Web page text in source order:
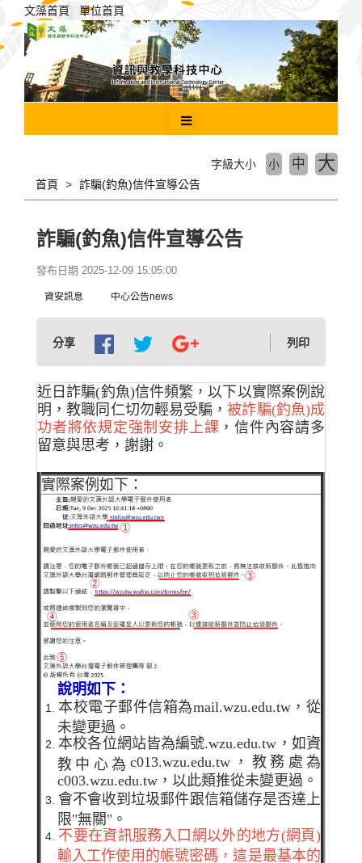
主
文藻首頁 單位首頁
首頁 詐騙(釣魚)信件宣導公告
字級大小 小 中 大
詐騙(釣魚)信件宣導公告
發布日期 2025-12-09 15:05:00
資安訊息 中心公告news
分享 列印
近日詐騙(釣魚)信件頻繁，以下以實際案例說
明，教職同仁切勿輕易受騙，被詐騙(釣魚)成
功者將依規定強制安排上課 ，信件內容請多
留意與思考，謝謝。
實際案例如下：
說明如下：
本校電子郵件信箱為mail.wzu.edu.tw，從
未變更過。
本校各位網站皆為編號.wzu.edu.tw ，如資
教中心為 c013.wzu.edu.tw，教務處為
c003.wzu.edu.tw ，以此類推從未變更過。
會不會收到垃圾郵件跟信箱儲存是否達上
限"無關"。
不要在資訊服務入口網以外的地方(網頁)
輸入工作使用的帳號密碼，這是最基本的